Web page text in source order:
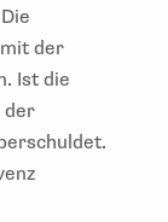
der
Ist die
der